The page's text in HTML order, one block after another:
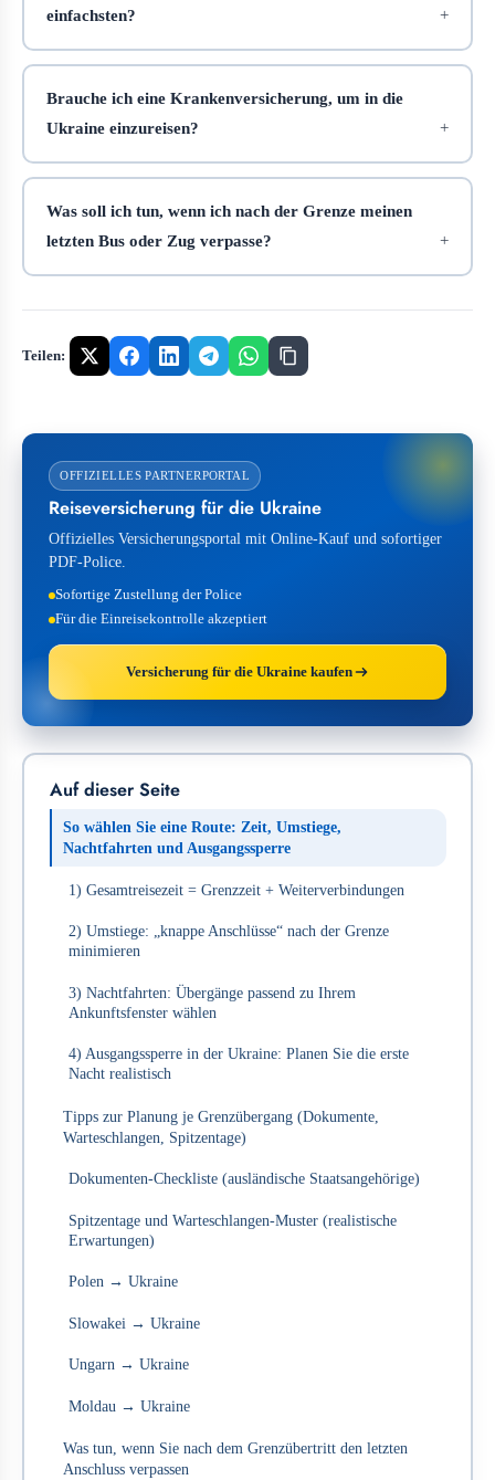
einfachsten?
Brauche ich eine Krankenversicherung, um in die
Ukraine einzureisen?
Was soll ich tun, wenn ich nach der Grenze meinen
letzten Bus oder Zug verpasse?
Teilen:
OFFIZIELLES PARTNERPORTAL
Reiseversicherung für die Ukraine
Offizielles Versicherungsportal mit Online-Kauf und sofortiger
PDF-Police.
Sofortige Zustellung der Police
Für die Einreisekontrolle akzeptiert
Versicherung für die Ukraine kaufen
Auf dieser Seite
So wählen Sie eine Route: Zeit, Umstiege,
Nachtfahrten und Ausgangssperre
1) Gesamtreisezeit = Grenzzeit + Weiterverbindungen
2) Umstiege: „knappe Anschlüsse“ nach der Grenze
minimieren
3) Nachtfahrten: Übergänge passend zu Ihrem
Ankunftsfenster wählen
4) Ausgangssperre in der Ukraine: Planen Sie die erste
Nacht realistisch
Tipps zur Planung je Grenzübergang (Dokumente,
Warteschlangen, Spitzentage)
Dokumenten-Checkliste (ausländische Staatsangehörige)
Spitzentage und Warteschlangen-Muster (realistische
Erwartungen)
Polen → Ukraine
Slowakei → Ukraine
Ungarn → Ukraine
Moldau → Ukraine
Was tun, wenn Sie nach dem Grenzübertritt den letzten
Anschluss verpassen